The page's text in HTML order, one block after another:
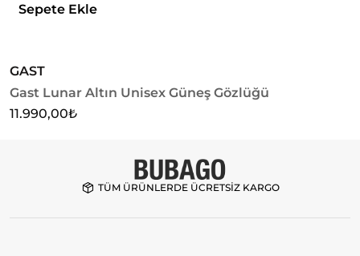
Sepete Ekle
GAST
Gast Lunar Altın Unisex Güneş Gözlüğü
11.990,00₺
TÜM ÜRÜNLERDE ÜCRETSİZ KARGO